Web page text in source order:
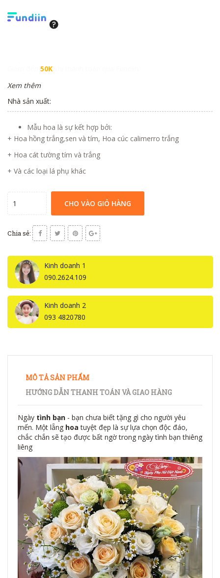
50K
Xem thêm
Nhà sản xuất:
Mẫu hoa là sự kết hợp bởi:
+ Hoa hồng trắng,sen và tím, Hoa cúc calimerro trắng
+ Hoa cát tường tím và trắng
+ Và các loại lá phụ khác
CHO VÀO GIỎ HÀNG
Chia sẻ:
Kinh doanh 1
090.2624.109
Kinh doanh 2
093 4820780
MÔ TẢ SẢN PHẨM
HƯỚNG DẪN THANH TOÁN VÀ GIAO HÀNG
Ngày tình bạn - bạn chưa biết tặng gì cho người yêu
mến. Một lẵng hoatuyệt đẹp là sự lựa chọn độc đáo,
chắc chắn sẽ tạo được bất ngờ trong ngày tình bạn thiêng
liêng